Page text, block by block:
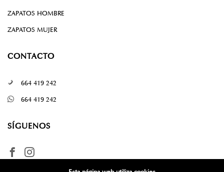
ZAPATOS HOMBRE
ZAPATOS MUJER
CONTACTO
664 419 242
664 419 242
SÍGUENOS